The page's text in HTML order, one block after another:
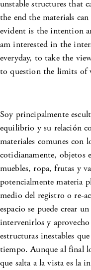
unstable structures that
the end the materials
evident is the intention
am interested in the
everyday, to take the
to question the limits of
Soy principalmente
equilibrio y su relación
materiales comunes con
cotidianamente, objetos
muebles, ropa, frutas y
potencialmente materia
medio del registro o re-
espacio se puede crear
intervenirlos y aprovecho
estructuras inestables
tiempo. Aunque al final
que salta a la vista es la